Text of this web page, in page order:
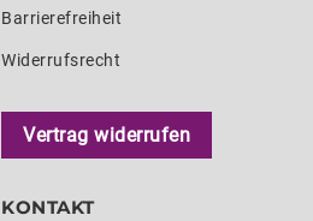
Barrierefreiheit
Widerrufsrecht
Vertrag widerrufen
KONTAKT